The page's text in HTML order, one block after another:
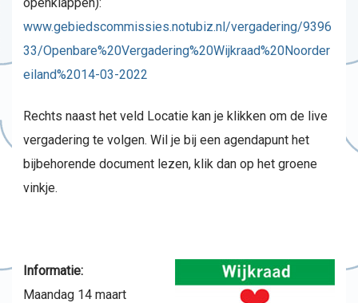
www.gebiedscommissies.notubiz.nl/vergadering/9396
33/Openbare%20Vergadering%20Wijkraad%20Noorder
eiland%2014-03-2022
Rechts naast het veld Locatie kan je klikken om de live
vergadering te volgen. Wil je bij een agendapunt het
bijbehorende document lezen, klik dan op het groene
vinkje.
Informatie:
Maandag 14 maart